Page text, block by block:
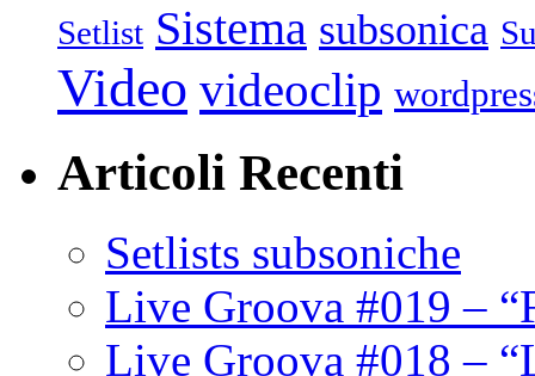
Setlist Sistema subsonica
Video videoclip
Articoli Recenti
Setlists subsoniche
Live Groova #019 –
Live Groova #018 –